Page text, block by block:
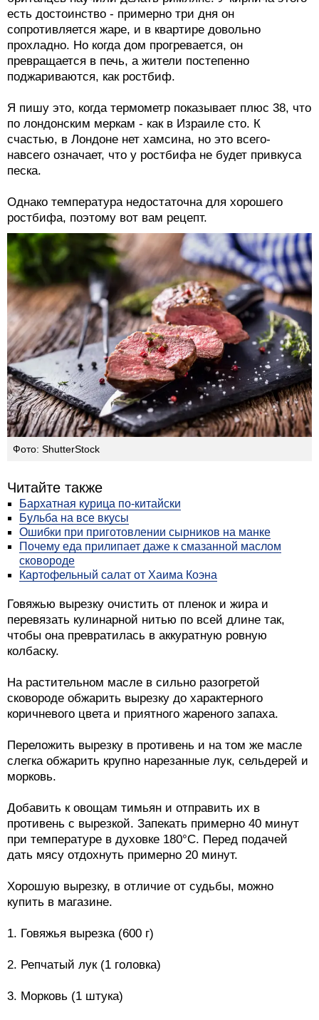
есть достоинство - примерно три дня он
сопротивляется жаре, и в квартире довольно
прохладно. Но когда дом прогревается, он
превращается в печь, а жители постепенно
поджариваются, как ростбиф.
Я пишу это, когда термометр показывает плюс 38, что
по лондонским меркам - как в Израиле сто. К
счастью, в Лондоне нет хамсина, но это всего-
навсего означает, что у ростбифа не будет привкуса
песка.
Однако температура недостаточна для хорошего
ростбифа, поэтому вот вам рецепт.
Фото: ShutterStock
Читайте также
Бархатная курица по-китайски
Бульба на все вкусы
Ошибки при приготовлении сырников на манке
Почему еда прилипает даже к смазанной маслом
сковороде
Картофельный салат от Хаима Коэна
Говяжью вырезку очистить от пленок и жира и
перевязать кулинарной нитью по всей длине так,
чтобы она превратилась в аккуратную ровную
колбаску.
На растительном масле в сильно разогретой
сковороде обжарить вырезку до характерного
коричневого цвета и приятного жареного запаха.
Переложить вырезку в противень и на том же масле
слегка обжарить крупно нарезанные лук, сельдерей и
морковь.
Добавить к овощам тимьян и отправить их в
противень с вырезкой. Запекать примерно 40 минут
при температуре в духовке 180°C. Перед подачей
дать мясу отдохнуть примерно 20 минут.
Хорошую вырезку, в отличие от судьбы, можно
купить в магазине.
1. Говяжья вырезка (600 г)
2. Репчатый лук (1 головка)
3. Морковь (1 штука)